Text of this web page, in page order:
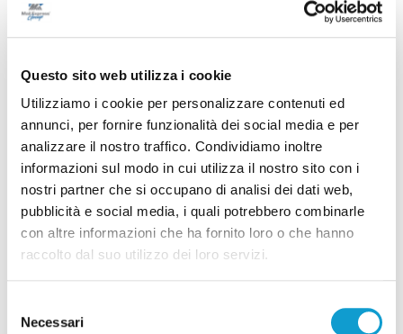
Questo sito web utilizza i cookie
Utilizziamo i cookie per personalizzare contenuti ed
annunci, per fornire funzionalità dei social media e per
analizzare il nostro traffico. Condividiamo inoltre
informazioni sul modo in cui utilizza il nostro sito con i
nostri partner che si occupano di analisi dei dati web,
pubblicità e social media, i quali potrebbero combinarle
con altre informazioni che ha fornito loro o che hanno
raccolto dal suo utilizzo dei loro servizi.
delNecessari